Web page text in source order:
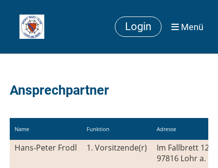
Login Menü
Ansprechpartner
Name Funktion Adresse
Hans-Peter Frodl 1. Vorsitzende(r)
Im Fallbrett 12
97816 Lohr a.